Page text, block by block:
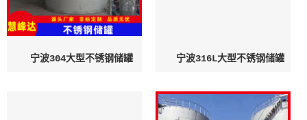
宁波304大型不锈钢储罐 宁波316L大型不锈钢储罐